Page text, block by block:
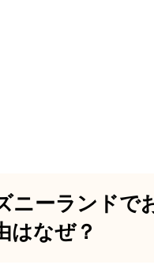
ニーランドで
はなぜ？